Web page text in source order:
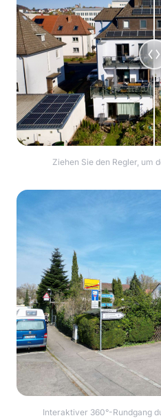
Ziehen Sie den Regler, um
Interaktiver 360°-Rundgang